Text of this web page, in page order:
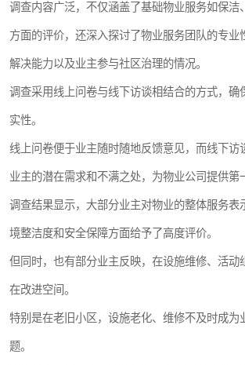
调查内容广泛，不仅涵盖了基础物业服务如保洁
方面的评价，还深入探讨了物业服务团队的专业
解决能力以及业主参与社区治理的情况。
调查采用线上问卷与线下访谈相结合的方式，确
实性。
线上问卷便于业主随时随地反馈意见，而线下访
业主的潜在需求和不满之处，为物业公司提供第
调查结果显示，大部分业主对物业的整体服务表
境整洁度和安全保障方面给予了高度评价。
但同时，也有部分业主反映，在设施维修、活动
在改进空间。
特别是在老旧小区，设施老化、维修不及时成为
题。